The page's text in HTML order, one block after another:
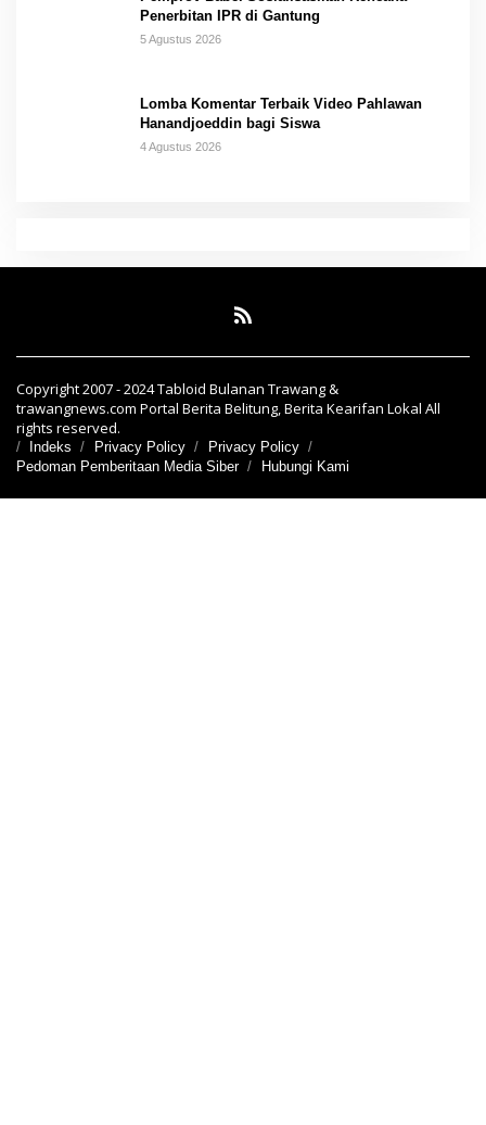
Penerbitan IPR di Gantung
5 Agustus 2026
Lomba Komentar Terbaik Video Pahlawan
Hanandjoeddin bagi Siswa
4 Agustus 2026
Copyright 2007 - 2024 Tabloid Bulanan Trawang &
trawangnews.com Portal Berita Belitung, Berita Kearifan Lokal All
rights reserved.
Indeks Privacy Policy
Privacy Policy
Pedoman Pemberitaan Media Siber
Hubungi Kami